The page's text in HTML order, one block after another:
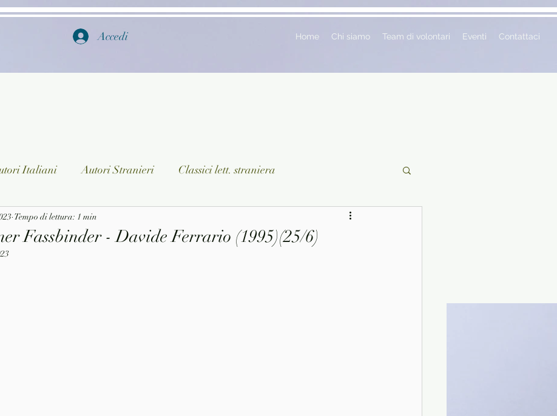
Accedi Home Chi siamo Team di volontari Eventi Contattaci
Italiani Autori Stranieri Classici lett. straniera
Ragazzi
Fassbinder - Davide Ferrario (1995)(25/6)
Tempo di lettura: 1 min